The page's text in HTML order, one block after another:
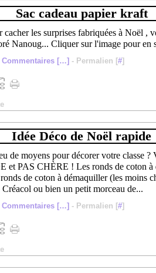
Sac cadeau papier kraft
cacher les surprises fabriquées à Noël ,
Nanoug... Cliquer sur l'image pour en
Commentaires […] - Permalien [#]
Idée Déco de Noël rapide
de moyens pour décorer votre classe
et PAS CHÈRE ! Les ronds de coton à
de coton à démaquiller (les moins
Créacol ou bien un petit morceau de...
Commentaires […] - Permalien [#]